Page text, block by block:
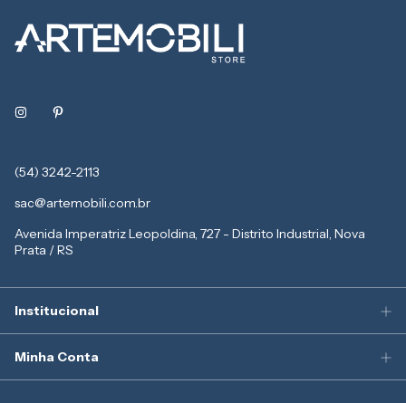
(54) 3242-2113
sac@artemobili.com.br
Avenida Imperatriz Leopoldina, 727 - Distrito Industrial, Nova
Prata / RS
Institucional
Minha Conta